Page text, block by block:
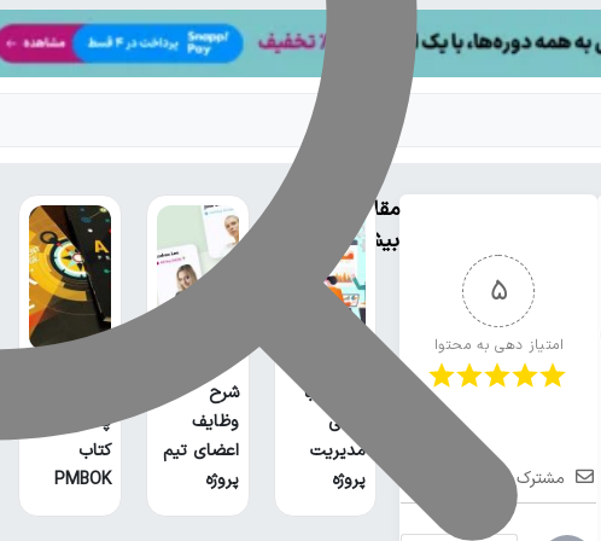
5
امتیاز دهی به محتوا
مشترک شوید
مقالات
بیشتر
آشنایی با
مبانی
مدیریت
پروژه
شرح
وظایف
اعضای تیم
پروژه
پادکست و
کتاب
PMBOK